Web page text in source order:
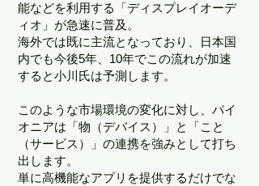
能などを利用する「ディスプレイオーデ
ィオ」が急速に普及。
海外では既に主流となっており、日本国
内でも今後5年、10年でこの流れが加速
すると小川氏は予測します。
このような市場環境の変化に対し、パイ
オニアは「物（デバイス）」と「こと
（サービス）」の連携を強みとして打ち
出します。
単に高機能なアプリを提供するだけでな